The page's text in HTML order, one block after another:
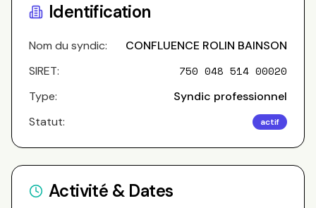
Identification
Nom du syndic:
CONFLUENCE ROLIN BAINSON
SIRET:
750 048 514 00020
Type:
Syndic professionnel
Statut:
actif
Activité & Dates